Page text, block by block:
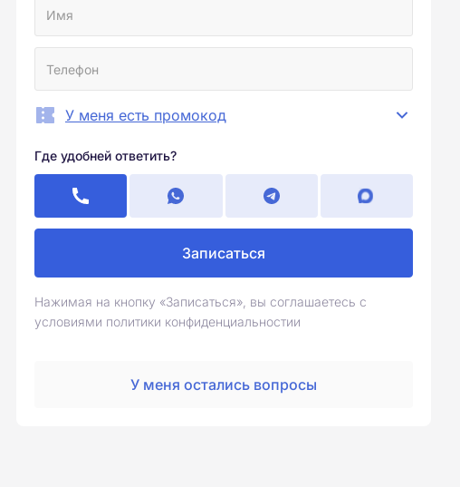
У меня есть промокод
Где удобней ответить?
Записаться
Нажимая на кнопку «Записаться», вы соглашаетесь с
условиями политики конфиденциальностии
У меня остались вопросы